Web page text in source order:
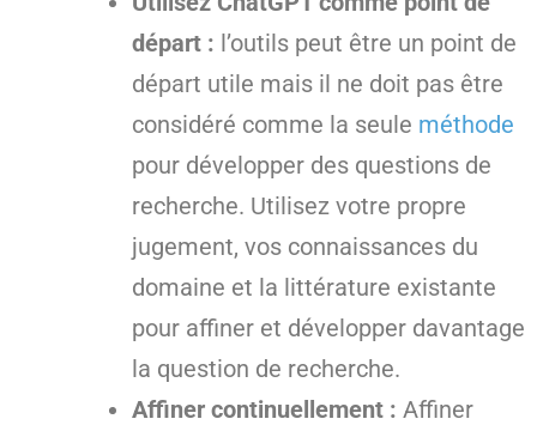
départ : l’outils peut être un point de
départ utile mais il ne doit pas être
considéré comme la seule méthode
pour développer des questions de
recherche. Utilisez votre propre
jugement, vos connaissances du
domaine et la littérature existante
pour affiner et développer davantage
la question de recherche.
Affiner continuellement : Affiner